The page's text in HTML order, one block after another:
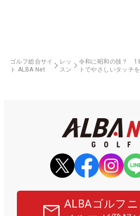
ゴルフ総合サイ
ト ALBA Net
レッ
スン
令和に昭和の技？
トでやさしいタッチ
ALBAゴルフ